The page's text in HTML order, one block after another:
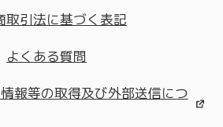
取引法に基づく表記
よくある質問
報等の取得及び外部送信につ